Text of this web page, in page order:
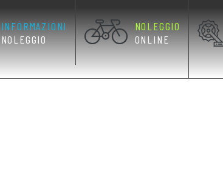
INFORMAZIONI
NOLEGGIO
NOLEGGIO
ONLINE